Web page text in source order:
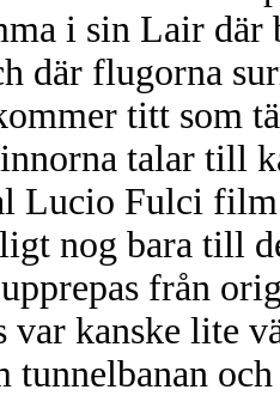
i sin Lair där
där flugorna
titt som
talar till
Lucio Fulci
nog bara till
från
var kanske lite
tunnelbanan